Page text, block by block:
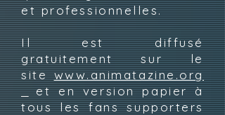
et professionnelles.
Il est diffusé
gratuitement sur le
sitewww.animatazine.org
et en version papier à
tous les fans supporters